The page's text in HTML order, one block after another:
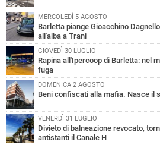
MERCOLEDÌ 5 AGOSTO
Barletta piange Gioacchino
all'alba a Trani
GIOVEDÌ 30 LUGLIO
Rapina all'Ipercoop di Barletta: nel
fuga
DOMENICA 2 AGOSTO
Beni confiscati alla mafia. Nasce il
VENERDÌ 31 LUGLIO
Divieto di balneazione revocato,
antistanti il Canale H